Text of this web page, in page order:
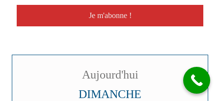
Aujourd'hui
DIMANCHE